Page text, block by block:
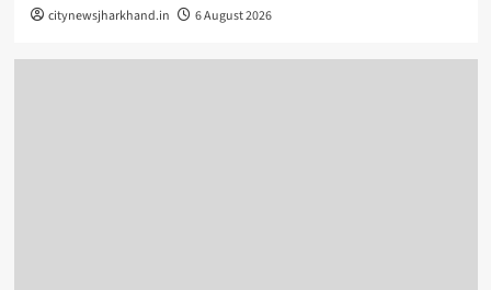
citynewsjharkhand.in 6 August 2026